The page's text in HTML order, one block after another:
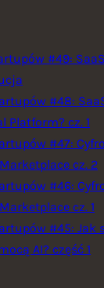
#49:
#48:
Platform? cz. 1
#47:
cz. 2
#46:
cz. 1
#45: Jak
AI? część 1